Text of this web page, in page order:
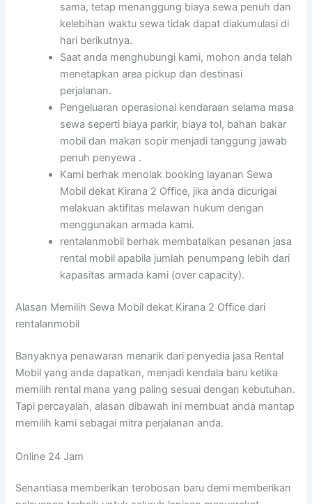
sama, tetap menanggung biaya sewa penuh dan
kelebihan waktu sewa tidak dapat diakumulasi di
hari berikutnya.
Saat anda menghubungi kami, mohon anda telah
menetapkan area pickup dan destinasi
perjalanan.
Pengeluaran operasional kendaraan selama masa
sewa seperti biaya parkir, biaya tol, bahan bakar
mobil dan makan sopir menjadi tanggung jawab
penuh penyewa .
Kami berhak menolak booking layanan Sewa
Mobil dekat Kirana 2 Office, jika anda dicurigai
melakuan aktifitas melawan hukum dengan
menggunakan armada kami.
rentalanmobil berhak membatalkan pesanan jasa
rental mobil apabila jumlah penumpang lebih dari
kapasitas armada kami (over capacity).
Alasan Memilih Sewa Mobil dekat Kirana 2 Office dari
rentalanmobil
Banyaknya penawaran menarik dari penyedia jasa Rental
Mobil yang anda dapatkan, menjadi kendala baru ketika
memilih rental mana yang paling sesuai dengan kebutuhan.
Tapi percayalah, alasan dibawah ini membuat anda mantap
memilih kami sebagai mitra perjalanan anda.
Online 24 Jam
Senantiasa memberikan terobosan baru demi memberikan